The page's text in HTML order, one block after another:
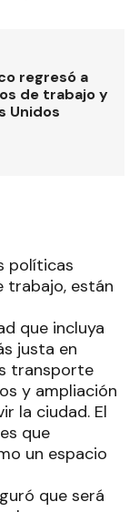
regresó a
de trabajo y
Unidos
políticas
trabajo, están
que incluya
justa en
transporte
y ampliación
la ciudad. El
que
un espacio
que será